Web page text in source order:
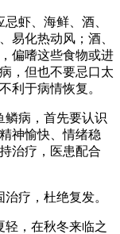
虾、海鲜、酒、
易化热动风；酒、
偏嗜这些食物或进
，但也不要忌口太
利于病情恢复。
鳞病，首先要认识
神愉快、情绪稳
治疗，医患配合
疗，杜绝复发。
轻，在秋冬来临之